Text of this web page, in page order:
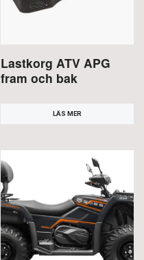
Lastkorg ATV APG
fram och bak
LÄS MER